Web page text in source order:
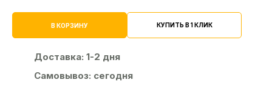
В КОРЗИНУ КУПИТЬ В 1 КЛИК
Доставка: 1-2 дня
Самовывоз: сегодня